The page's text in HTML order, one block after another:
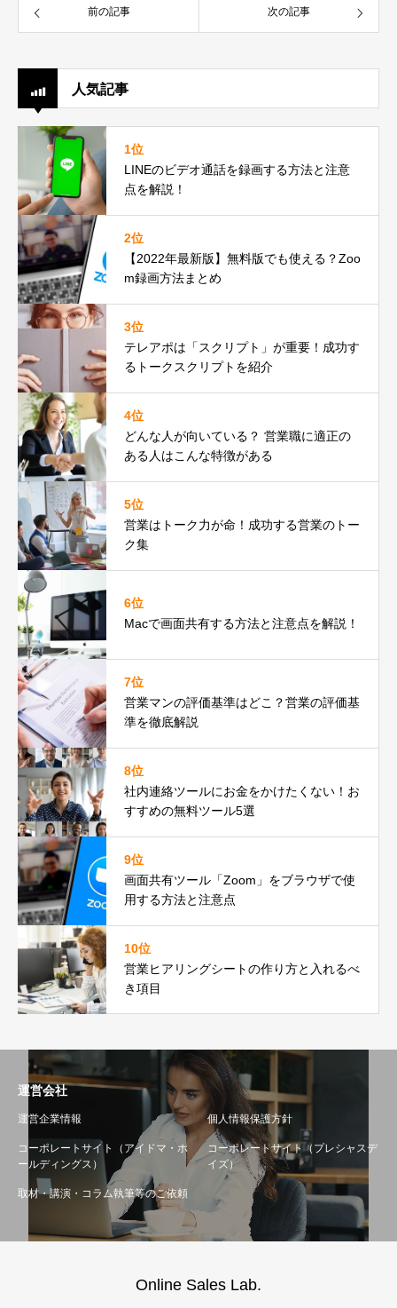
前の記事 次の記事
人気記事
1位
LINEのビデオ通話を録画する方法と注意
点を解説！
2位
【2022年最新版】無料版でも使える？Zoo
m録画方法まとめ
3位
テレアポは「スクリプト」が重要！成功す
るトークスクリプトを紹介
4位
どんな人が向いている？ 営業職に適正の
ある人はこんな特徴がある
5位
営業はトーク力が命！成功する営業のトー
ク集
6位
Macで画面共有する方法と注意点を解説！
7位
営業マンの評価基準はどこ？営業の評価基
準を徹底解説
8位
社内連絡ツールにお金をかけたくない！お
すすめの無料ツール5選
9位
画面共有ツール「Zoom」をブラウザで使
用する方法と注意点
10位
営業ヒアリングシートの作り方と入れるべ
き項目
運営会社
運営企業情報 個人情報保護方針
コーポレートサイト（アイドマ・ホ
ールディングス）
コーポレートサイト（プレシャスデ
イズ）
取材・講演・コラム執筆等のご依頼
Online Sales Lab.